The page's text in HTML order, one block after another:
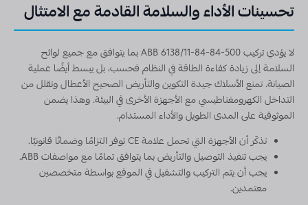
تحسينات الأداء والسلامة القادمة مع الامتثال
لا يؤدي تركيب ABB 6138/11-84-84-500 بما يتوافق مع جميع لوائح
السلامة إلى زيادة كفاءة الطاقة في النظام فحسب، بل يبسط أيضًا عملية
الصيانة. تمنع الأسلاك جيدة التكوين والتأريض الصحيح الأعطال وتقلل من
التداخل الكهرومغناطيسي مع الأجهزة الأخرى في البيئة. وهذا يضمن
الموثوقية على المدى الطويل والأداء المستدام.
تذكّر أن الأجهزة التي تحمل علامة CE توفر التزامًا وضمانًا قانونيًا.
يجب تنفيذ التوصيل والتأريض بما يتوافق تمامًا مع مواصفات ABB.
يجب أن يتم التركيب والتشغيل في الموقع بواسطة متخصصين
معتمدين.